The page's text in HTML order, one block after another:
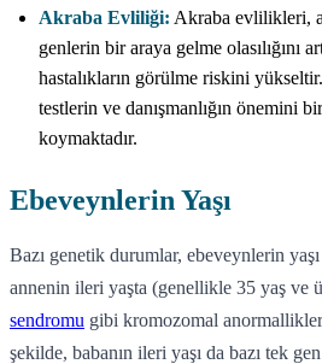
Akraba Evliliği: Akraba evlilikleri,
genlerin bir araya gelme olasılığını
hastalıkların görülme riskini
testlerin ve danışmanlığın önemini
koymaktadır.
Ebeveynlerin Yaşı
Bazı genetik durumlar, ebeveynlerin
annenin ileri yaşta (genellikle 35 yaş ve
sendromu gibi kromozomal
şekilde, babanın ileri yaşı da bazı tek